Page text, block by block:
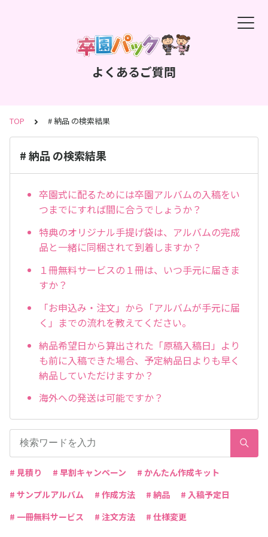
よくあるご質問
TOP # 納品 の検索結果
# 納品 の検索結果
卒園式に配るためには卒園アルバムの入稿をい
つまでにすれば間に合うでしょうか？
特典のオリジナル手提げ袋は、アルバムの完成
品と一緒に同梱されて到着しますか？
１冊無料サービスの１冊は、いつ手元に届きま
すか？
「お申込み・注文」から「アルバムが手元に届
く」までの流れを教えてください。
納品希望日から算出された「原稿入稿日」より
も前に入稿できた場合、予定納品日よりも早く
納品していただけますか？
海外への発送は可能ですか？
# 見積り # 早割キャンペーン
# かんたん作成キット
# サンプルアルバム
# 作成方法 # 納品
# 入稿予定日
# 一冊無料サービス
# 注文方法 # 仕様変更